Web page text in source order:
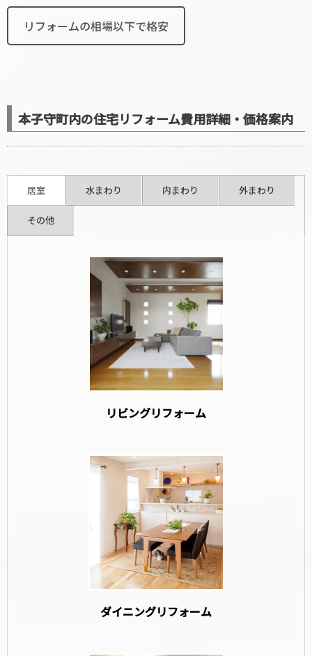
リフォームの相場以下で格安
本子守町内の住宅リフォーム費用詳細・価格案内
居室 水まわり 内まわり 外まわり
その他
リビングリフォーム
ダイニングリフォーム